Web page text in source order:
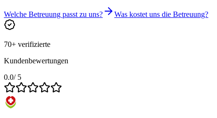
Welche Betreuung passt zu uns? Was kostet uns die Betreuung?
70+ verifizierte
Kundenbewertungen
0.0/ 5